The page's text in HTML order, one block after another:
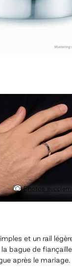
Photos
et un rail
bague de
après le mariage.